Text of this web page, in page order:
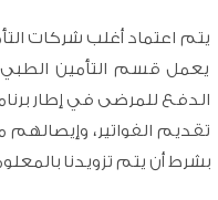
يتم اعتماد أغلب شركات
يعمل قسم التأمين
الدفع للمرضى في إطار
تقديم الفواتير،
بشرط أن يتم تزويدنا